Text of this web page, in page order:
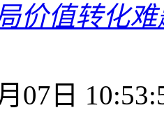
价值转化
07日